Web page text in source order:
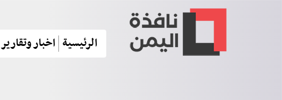
الرئيسية اخبار وتقارير